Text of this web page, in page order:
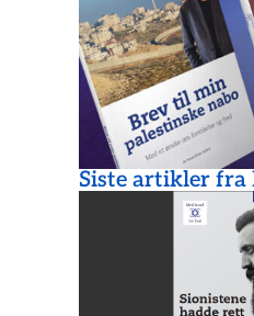
Siste artikler fra